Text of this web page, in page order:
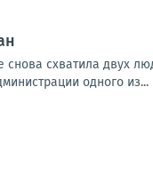
снова схватила двух
одного из...